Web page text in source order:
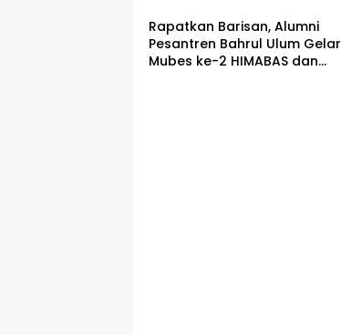
Rapatkan Barisan, Alumni
Pesantren Bahrul Ulum Gelar
Mubes ke-2 HIMABAS dan